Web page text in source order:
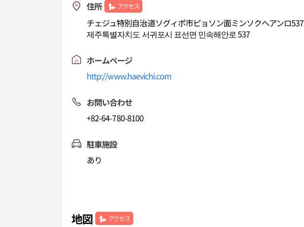
住所 アクセス
チェジュ特別自治道ソグィポ市ピョソン面ミンソクヘアンロ537
제주특별자치도 서귀포시 표선면 민속해안로 537
ホームページ
http://www.haevichi.com
お問い合わせ
+82-64-780-8100
駐車施設
あり
地図 アクセス